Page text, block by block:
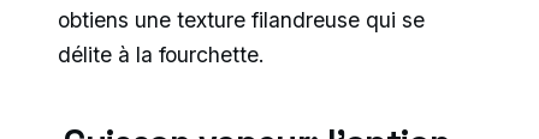
obtiens une texture filandreuse qui se
délite à la fourchette.